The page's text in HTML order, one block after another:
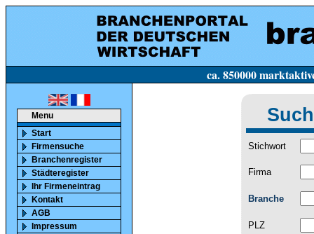
ca. 850000 marktaktive Firmen in
Menu
Start
Firmensuche
Branchenregister
Städteregister
Ihr Firmeneintrag
Kontakt
AGB
Impressum
Stichwort
Firma
Branche
PLZ